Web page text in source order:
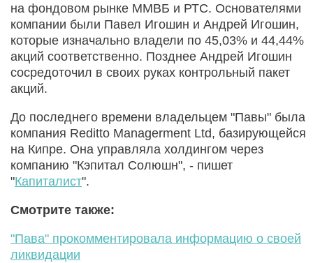
на фондовом рынке ММВБ и РТС. Основателями
компании были Павел Игошин и Андрей Игошин,
которые изначально владели по 45,03% и 44,44%
акций соответственно. Позднее Андрей Игошин
сосредоточил в своих руках контрольный пакет
акций.
До последнего времени владельцем "Павы" была
компания Reditto Managerment Ltd, базирующейся
на Кипре. Она управляла холдингом через
компанию "Кэпитал Солюшн", - пишет
"Капиталист".
Смотрите также:
"Пава" прокомментировала информацию о своей
ликвидации